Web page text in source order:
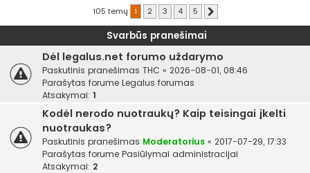
105 temų 1 2 3 4 5
Svarbūs pranešimai
Dėl legalus.net forumo uždarymo
Paskutinis pranešimas THC « 2026-08-01, 08:46
Parašytas forume Legalus forumas
Atsakymai: 1
Kodėl nerodo nuotraukų? Kaip teisingai įkelti
nuotraukas?
Paskutinis pranešimas Moderatorius « 2017-07-29, 17:33
Parašytas forume Pasiūlymai administracijai
Atsakymai: 2